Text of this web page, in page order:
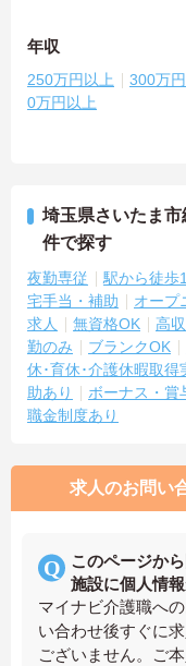
年収
250万円以上 300万
0万円以上
埼玉県さいたま
件で探す
夜勤専従 駅から徒歩
宅手当・補助
オープ
求人
無資格OK 高
勤のみ
ブランクOK
休･育休･介護休暇取得
助あり
ボーナス・賞
職金制度あり
求人のお問い
このページか
施設に個人情
マイナビ介護職へ
い合わせ後すぐに
ございません。ご